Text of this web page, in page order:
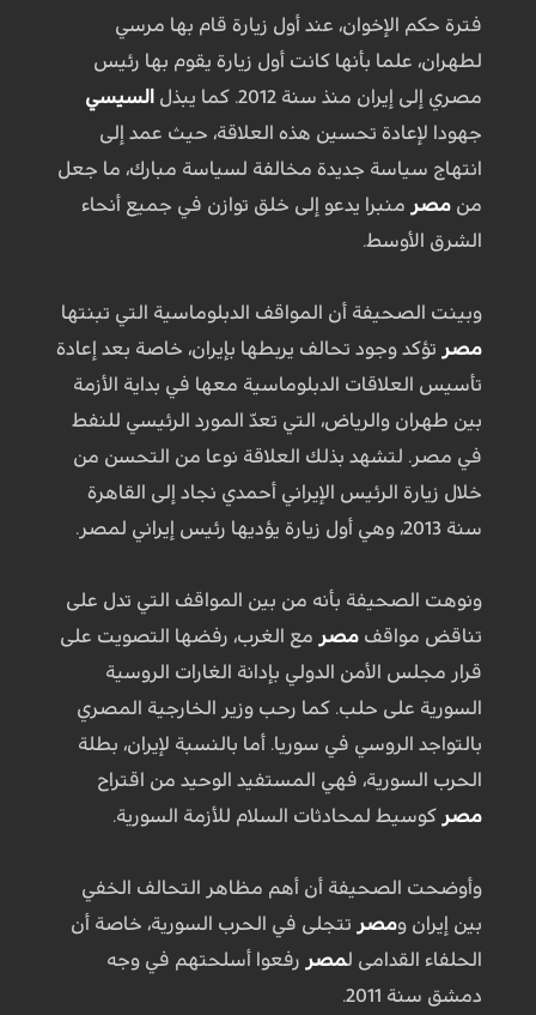
فترة حكم الإخوان، عند أول زيارة قام بها مرسي
لطهران، علما بأنها كانت أول زيارة يقوم بها رئيس
مصري إلى إيران منذ سنة 2012. كما يبذل
السيسي
جهودا لإعادة تحسين هذه العلاقة، حيث عمد إلى
انتهاج سياسة جديدة مخالفة لسياسة مبارك، ما جعل
من مصر منبرا يدعو إلى خلق توازن في جميع أنحاء
الشرق الأوسط.
وبينت الصحيفة أن المواقف الدبلوماسية التي تبنتها
مصر تؤكد وجود تحالف يربطها بإيران، خاصة بعد إعادة
تأسيس العلاقات الدبلوماسية معها في بداية الأزمة
بين طهران والرياض، التي تعدّ المورد الرئيسي للنفط
في مصر. لتشهد بذلك العلاقة نوعا من التحسن من
خلال زيارة الرئيس الإيراني أحمدي نجاد إلى القاهرة
سنة 2013، وهي أول زيارة يؤديها رئيس إيراني لمصر.
ونوهت الصحيفة بأنه من بين المواقف التي تدل على
تناقض مواقف مصر مع الغرب، رفضها التصويت على
قرار مجلس الأمن الدولي بإدانة الغارات الروسية
السورية على حلب. كما رحب وزير الخارجية المصري
بالتواجد الروسي في سوريا. أما بالنسبة لإيران، بطلة
الحرب السورية، فهي المستفيد الوحيد من اقتراح
مصر كوسيط لمحادثات السلام للأزمة السورية.
وأوضحت الصحيفة أن أهم مظاهر التحالف الخفي
بين إيران ومصر تتجلى في الحرب السورية، خاصة أن
الحلفاء القدامى لمصر رفعوا أسلحتهم في وجه
دمشق سنة 2011.